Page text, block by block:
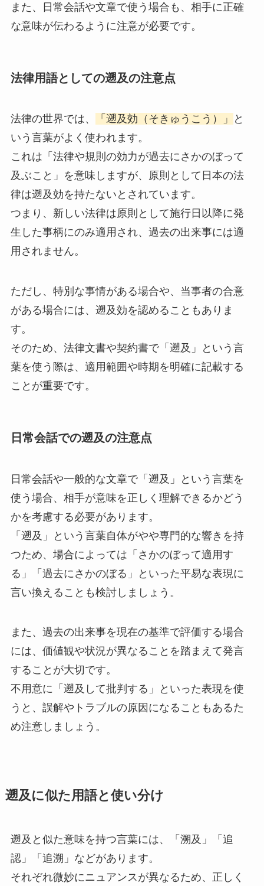
また、日常会話や文章で使う場合も、相手に正確
な意味が伝わるように注意が必要です。
法律用語としての遡及の注意点
法律の世界では、 「遡及効（そきゅうこう）」
と
いう言葉がよく使われます。
これは「法律や規則の効力が過去にさかのぼって
及ぶこと」を意味しますが、原則として日本の法
律は遡及効を持たないとされています。
つまり、新しい法律は原則として施行日以降に発
生した事柄にのみ適用され、過去の出来事には適
用されません。
ただし、特別な事情がある場合や、当事者の合意
がある場合には、遡及効を認めることもありま
す。
そのため、法律文書や契約書で「遡及」という言
葉を使う際は、適用範囲や時期を明確に記載する
ことが重要です。
日常会話での遡及の注意点
日常会話や一般的な文章で「遡及」という言葉を
使う場合、相手が意味を正しく理解できるかどう
かを考慮する必要があります。
「遡及」という言葉自体がやや専門的な響きを持
つため、場合によっては「さかのぼって適用す
る」「過去にさかのぼる」といった平易な表現に
言い換えることも検討しましょう。
また、過去の出来事を現在の基準で評価する場合
には、価値観や状況が異なることを踏まえて発言
することが大切です。
不用意に「遡及して批判する」といった表現を使
うと、誤解やトラブルの原因になることもあるた
め注意しましょう。
遡及に似た用語と使い分け
遡及と似た意味を持つ言葉には、「溯及」「追
認」「追溯」などがあります。
それぞれ微妙にニュアンスが異なるため、正しく